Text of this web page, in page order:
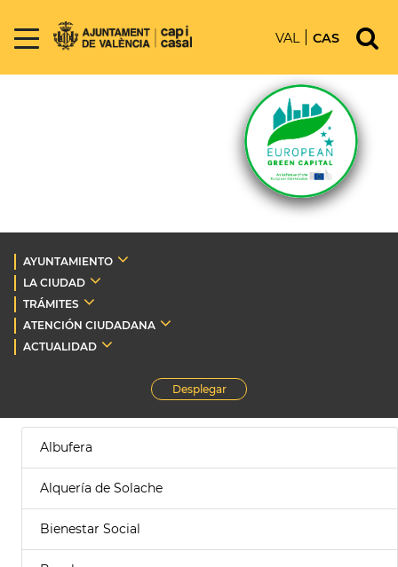
VAL CAS
AYUNTAMIENTO
LA CIUDAD
TRÁMITES
ATENCIÓN CIUDADANA
ACTUALIDAD
Desplegar
Albufera
Alquería de Solache
Bienestar Social